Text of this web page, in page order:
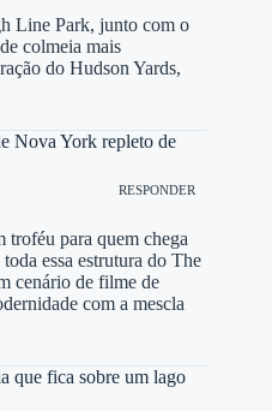
Line Park, junto com o
colmeia mais
do Hudson Yards,
Nova York repleto de
RESPONDER
para quem chega
essa estrutura do The
cenário de filme de
com a mescla
que fica sobre um lago